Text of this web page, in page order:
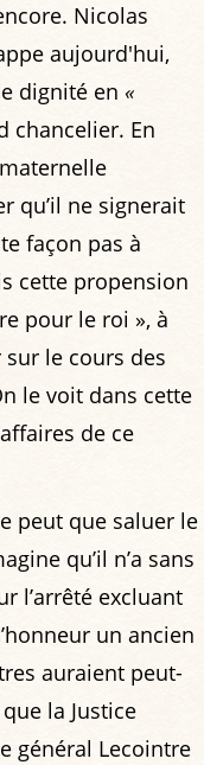
Nicolas
aujourd'hui,
dignité en «
chancelier. En
qu’il ne signerait
façon pas à
cette propension
pour le roi », à
le cours des
le voit dans cette
de ce
peut que saluer le
qu’il n’a sans
l’arrêté excluant
un ancien
auraient peut-
la Justice
général Lecointre